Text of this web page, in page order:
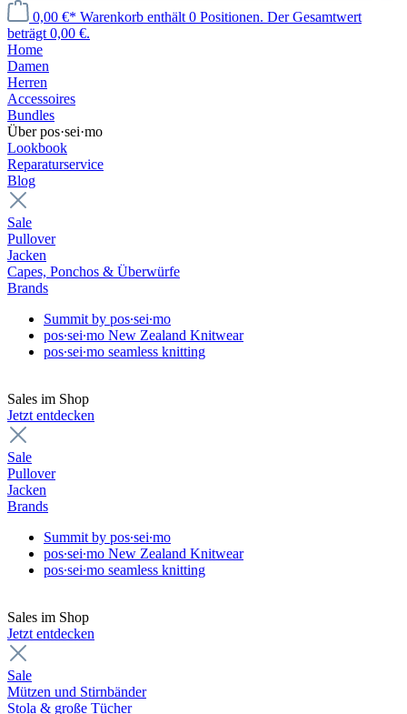
0,00 €* Warenkorb enthält 0 Positionen. Der Gesamtwert
beträgt 0,00 €.
Home
Damen
Herren
Accessoires
Bundles
Über pos·sei·mo
Lookbook
Reparaturservice
Blog
Sale
Pullover
Jacken
Capes, Ponchos & Überwürfe
Brands
Summit by pos∙sei∙mo
pos∙sei∙mo New Zealand Knitwear
pos∙sei∙mo seamless knitting
Sales im Shop
Jetzt entdecken
Sale
Pullover
Jacken
Brands
Summit by pos∙sei∙mo
pos∙sei∙mo New Zealand Knitwear
pos∙sei∙mo seamless knitting
Sales im Shop
Jetzt entdecken
Sale
Mützen und Stirnbänder
Stola & große Tücher